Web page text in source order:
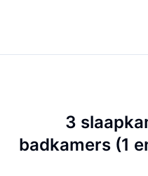
3
badkamers (1